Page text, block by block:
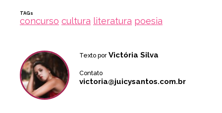
TAGs
concurso cultura literatura poesia
Texto por Victória Silva
Contato
victoria@juicysantos.com.br